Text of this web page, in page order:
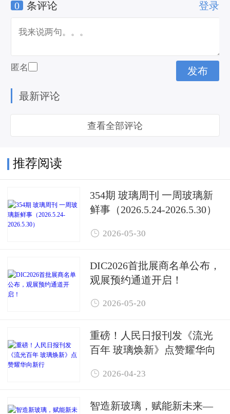
0 条评论 登录
匿名
最新评论
查看全部评论
推荐阅读
354期 玻璃周刊 一周玻璃新
鲜事（2026.5.24-2026.5.30）
 2026-05-30
DIC2026首批展商名单公布，
观展预约通道开启！
 2026-05-20
重磅！人民日报刊发《流光
百年 玻璃焕新》点赞耀华向
 2026-04-23
智造新玻璃，赋能新未来—